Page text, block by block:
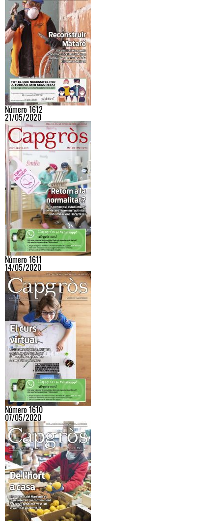
Número 1612
21/05/2020
Número 1611
14/05/2020
Número 1610
07/05/2020